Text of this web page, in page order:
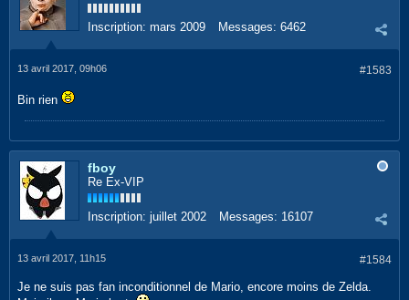
Inscription: mars 2009 Messages: 6462
#1583
13 avril 2017, 09h06
Bin rien
fboy
Re Ex-VIP
Inscription: juillet 2002 Messages: 16107
#1584
13 avril 2017, 11h15
Je ne suis pas fan inconditionnel de Mario, encore moins de Zelda.